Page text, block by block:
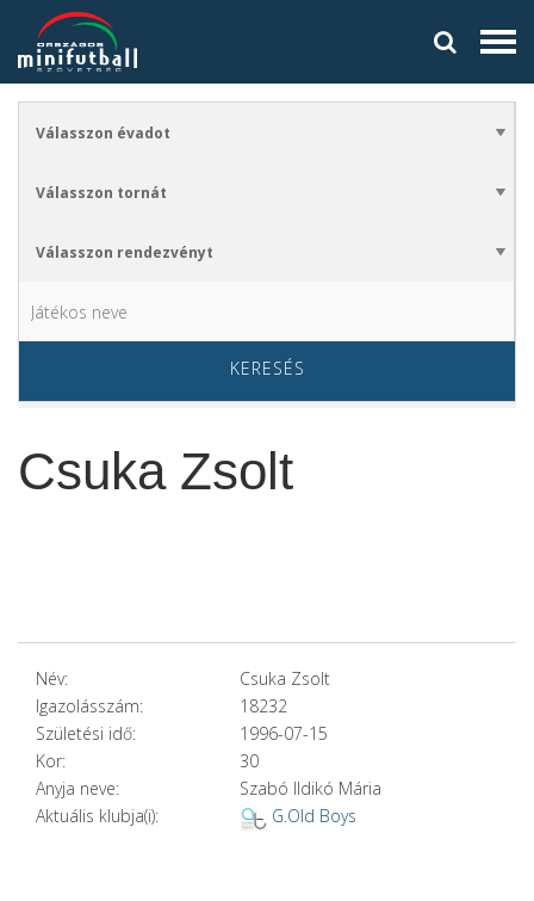
KERESÉS
Csuka Zsolt
Név:
Csuka Zsolt
Igazolásszám:
18232
Születési idő:
1996-07-15
Kor:
30
Anyja neve:
Szabó Ildikó Mária
Aktuális klubja(i):
G.Old Boys